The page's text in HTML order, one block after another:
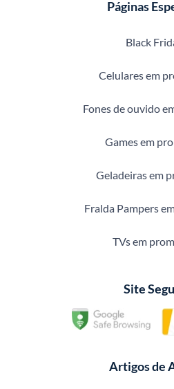
Páginas
Black
Celulares em
Fones de ouvido
Games em
Geladeiras em
Fralda Pampers
TVs em
Site
Artigos de